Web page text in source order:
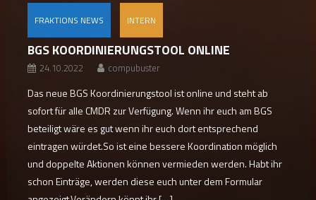
FRAKTIONS NEWS INTERN
BGS KOORDINIERUNGSTOOL ONLINE
24.10.2022 compubuster
Das neue BGS Koordinierungstool ist online und steht ab
sofort für alle CMDR zur Verfügung. Wenn ihr euch am BGS
beteiligt wäre es gut wenn ihr euch dort entsprechend
eintragen würdet.So ist eine bessere Koordination möglich
und doppelte Aktionen können vermieden werden. Habt ihr
schon Einträge, werden diese euch unter dem Formular